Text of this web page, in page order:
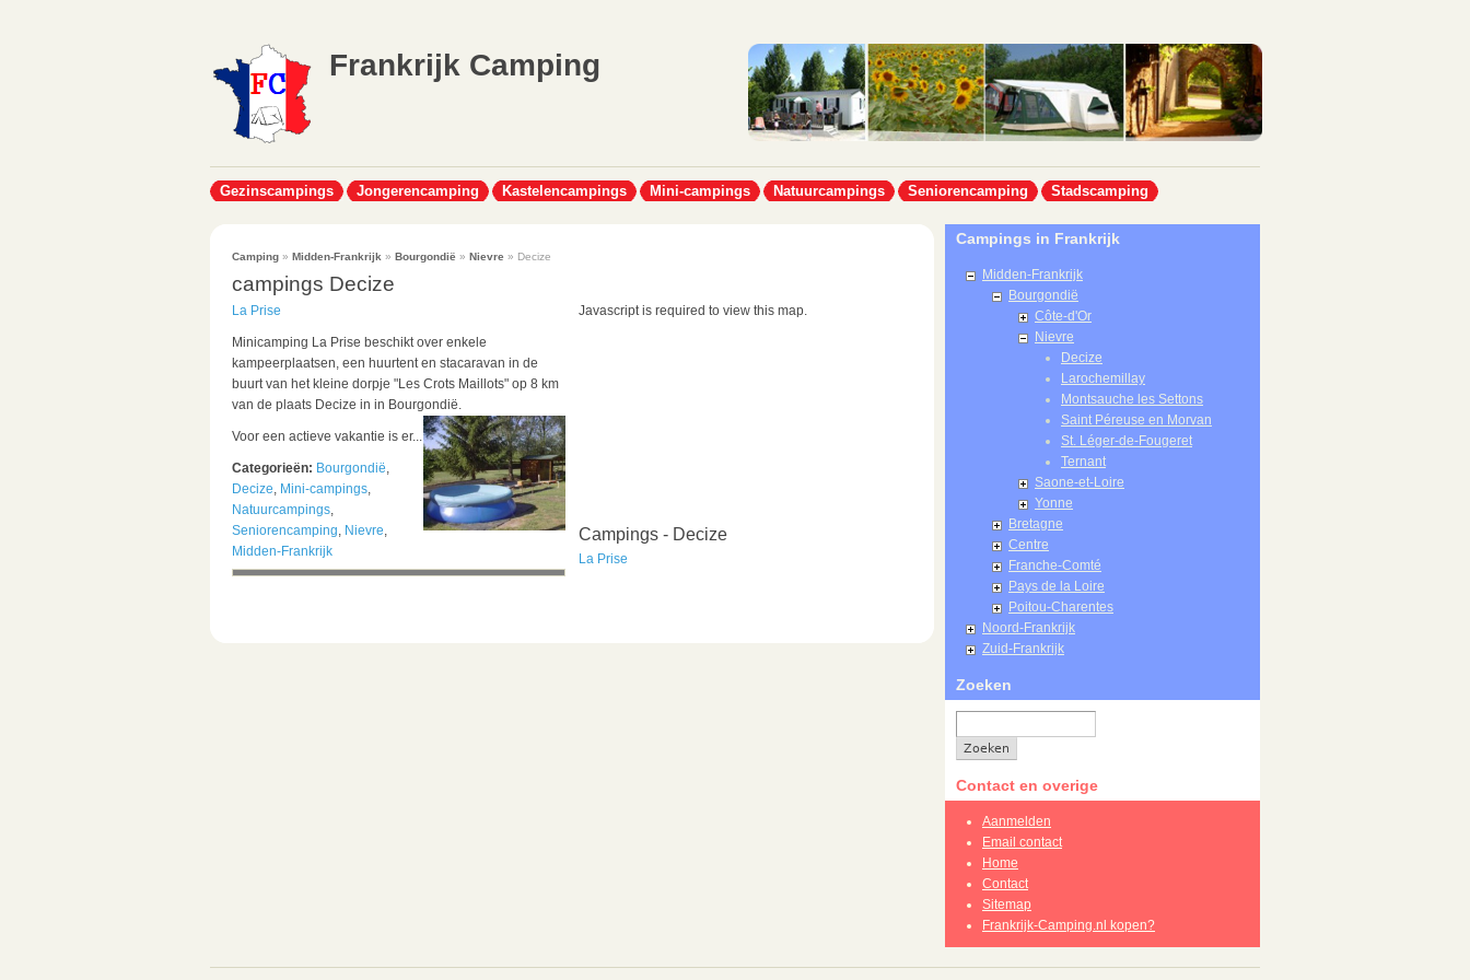
Frankrijk Camping
Gezinscampings Jongerencamping Kastelencampings Mini-campings Natuurcampings Seniorencamping Stadscamping
Camping » Midden-Frankrijk » Bourgondië » Nievre » Decize
campings Decize
La Prise
Minicamping La Prise beschikt over enkele
kampeerplaatsen, een huurtent en stacaravan in de
buurt van het kleine dorpje "Les Crots Maillots" op 8 km
van de plaats Decize in in Bourgondië.
Voor een actieve vakantie is er...
Categorieën: Bourgondië,
Decize, Mini-campings,
Natuurcampings,
Seniorencamping, Nievre,
Midden-Frankrijk
Javascript is required to view this map.
Campings - Decize
La Prise
Campings in Frankrijk
Midden-Frankrijk
Bourgondië
Côte-d'Or
Nievre
Decize
Larochemillay
Montsauche les Settons
Saint Péreuse en Morvan
St. Léger-de-Fougeret
Ternant
Saone-et-Loire
Yonne
Bretagne
Centre
Franche-Comté
Pays de la Loire
Poitou-Charentes
Noord-Frankrijk
Zuid-Frankrijk
Zoeken
Contact en overige
Aanmelden
Email contact
Home
Contact
Sitemap
Frankrijk-Camping.nl kopen?